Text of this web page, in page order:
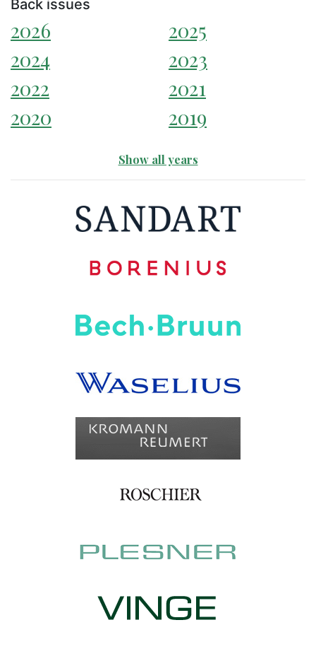
Back issues
2026
2025
2024
2023
2022
2021
2020
2019
Show all years